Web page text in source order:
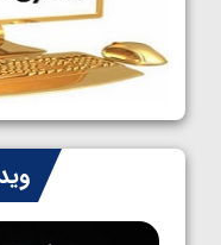
1405/05/08
کشتی فرنگی
سوم برای ایران
1405/05/07
ایران چشم به راه
کشتی فرنگی
1405/05/06